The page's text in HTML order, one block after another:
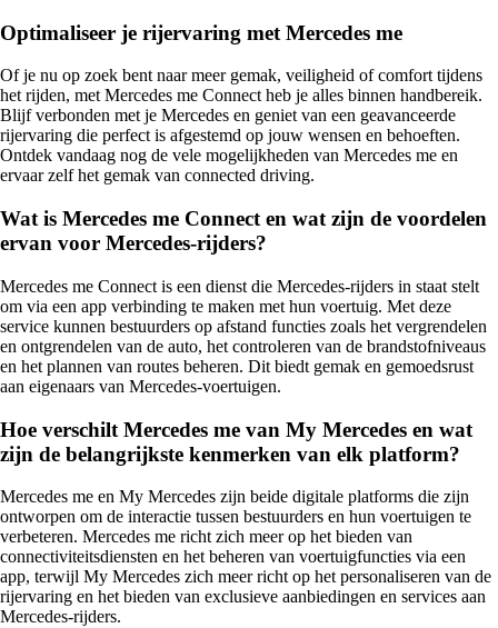
Optimaliseer je rijervaring met Mercedes me
Of je nu op zoek bent naar meer gemak, veiligheid of comfort tijdens
het rijden, met Mercedes me Connect heb je alles binnen handbereik.
Blijf verbonden met je Mercedes en geniet van een geavanceerde
rijervaring die perfect is afgestemd op jouw wensen en behoeften.
Ontdek vandaag nog de vele mogelijkheden van Mercedes me en
ervaar zelf het gemak van connected driving.
Wat is Mercedes me Connect en wat zijn de voordelen
ervan voor Mercedes-rijders?
Mercedes me Connect is een dienst die Mercedes-rijders in staat stelt
om via een app verbinding te maken met hun voertuig. Met deze
service kunnen bestuurders op afstand functies zoals het vergrendelen
en ontgrendelen van de auto, het controleren van de brandstofniveaus
en het plannen van routes beheren. Dit biedt gemak en gemoedsrust
aan eigenaars van Mercedes-voertuigen.
Hoe verschilt Mercedes me van My Mercedes en wat
zijn de belangrijkste kenmerken van elk platform?
Mercedes me en My Mercedes zijn beide digitale platforms die zijn
ontworpen om de interactie tussen bestuurders en hun voertuigen te
verbeteren. Mercedes me richt zich meer op het bieden van
connectiviteitsdiensten en het beheren van voertuigfuncties via een
app, terwijl My Mercedes zich meer richt op het personaliseren van de
rijervaring en het bieden van exclusieve aanbiedingen en services aan
Mercedes-rijders.